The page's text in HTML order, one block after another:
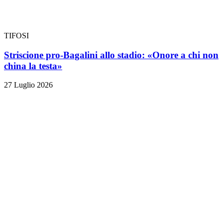
TIFOSI
Striscione pro-Bagalini allo stadio: «Onore a chi non
china la testa»
27 Luglio 2026